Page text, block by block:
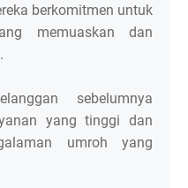
berkomitmen untuk
memuaskan dan
sebelumnya
yang tinggi dan
umroh yang